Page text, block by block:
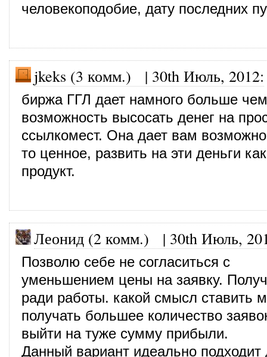
человекоподобие, дату последних
jkeks (3 комм.) | 30th Июль, 2012:
биржа ГГЛ дает намного больше чем
возможность высосать денег на
ссылкомест. Она дает вам
то ценное, развить на эти деньги
продукт.
Леонид (2 комм.) | 30th Июль,
Позволю себе не согласиться с
уменьшением цены на заявку.
ради работы. какой смысл ставить
получать большее количество
выйти на туже сумму прибыли.
Данный вариант идеально подходит